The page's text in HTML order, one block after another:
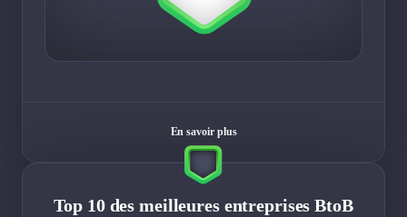
En savoir plus
Top 10 des meilleures entreprises BtoB